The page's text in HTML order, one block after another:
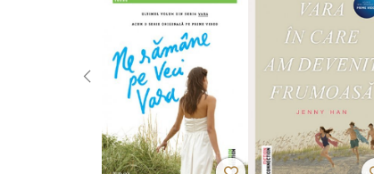
„Chase Parker nu are concurență! E cel mai
Vi Keeland este autoare de bestselleruri #1 din
vândute, titlurile sale au apărut în peste o sută de
soțul și cei trei copii ai lor, trăind fericită alături de
https://www.facebook.com/ groups/
De aceeași autoare, în colecția Eroscop, au
Ward) și Egomaniac.
‹